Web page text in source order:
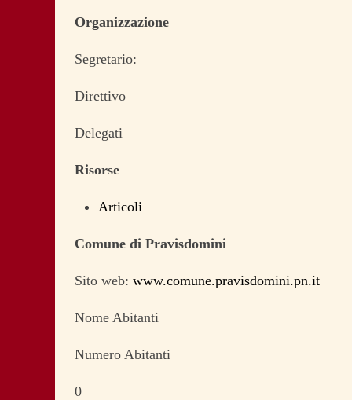
Organizzazione
Segretario:
Direttivo
Delegati
Risorse
Articoli
Comune di Pravisdomini
Sito web: www.comune.pravisdomini.pn.it
Nome Abitanti
Numero Abitanti
0